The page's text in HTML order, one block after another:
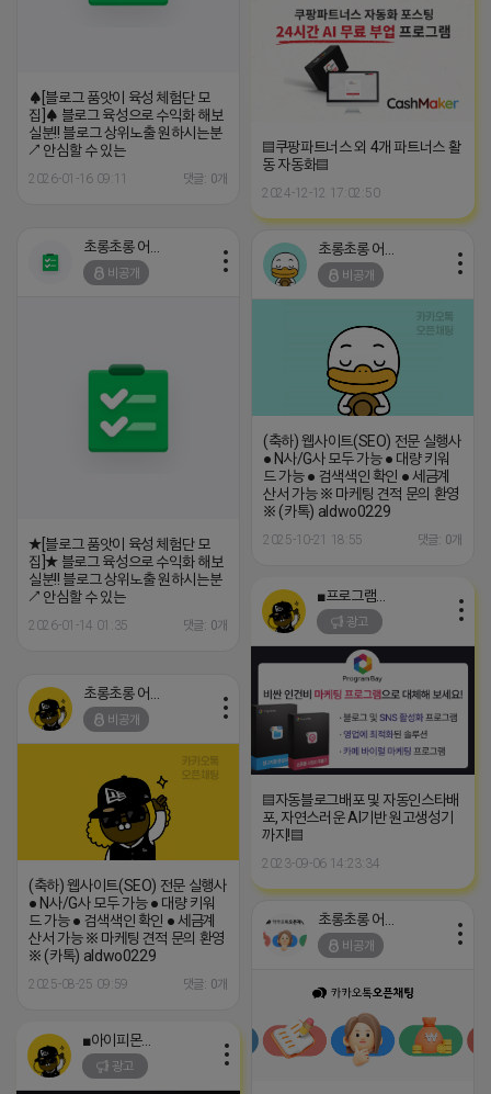
♠[블로그 품앗이 육성 체험단 모
집]♠ 블로그 육성으로 수익화 해보
실분!! 블로그 상위노출 원하시는분
↗ 안심할 수 있는
2026-01-16 09:11 댓글: 0개
▤쿠팡파트너스 외 4개 파트너스 활
동 자동화▤
2024-12-12 17:02:50
비공개
★[블로그 품앗이 육성 체험단 모
집]★ 블로그 육성으로 수익화 해보
실분!! 블로그 상위노출 원하시는분
↗ 안심할 수 있는
2026-01-14 01:35 댓글: 0개
비공개
(축하) 웹사이트(SEO) 전문 실행사
● N사/G사 모두 가능 ● 대량 키워
드 가능 ● 검색색인 확인 ● 세금계
산서 가능 ※ 마케팅 견적 문의 환영
※ (카톡) aldwo0229
2025-10-21 18:55 댓글: 0개
광고
▤자동블로그배포 및 자동인스타배
포, 자연스러운 AI기반 원고생성기
까지!▤
2023-09-06 14:23:34
비공개
(축하) 웹사이트(SEO) 전문 실행사
● N사/G사 모두 가능 ● 대량 키워
드 가능 ● 검색색인 확인 ● 세금계
산서 가능 ※ 마케팅 견적 문의 환영
※ (카톡) aldwo0229
2025-08-25 09:59 댓글: 0개
비공개
■아이피몬스터■
광고